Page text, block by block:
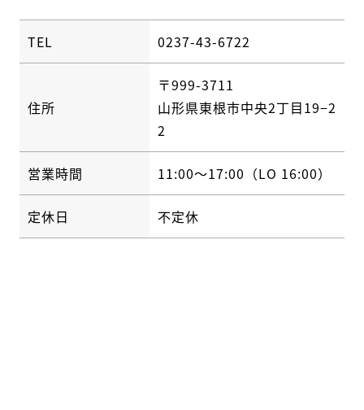
TEL 0237-43-6722
住所
〒999-3711
山形県東根市中央2丁目19−2
2
営業時間 11:00〜17:00（LO 16:00）
定休日 不定休